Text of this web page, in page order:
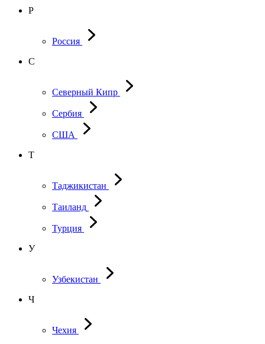
Р
Россия
С
Северный Кипр
Сербия
США
Т
Таджикистан
Таиланд
Турция
У
Узбекистан
Ч
Чехия